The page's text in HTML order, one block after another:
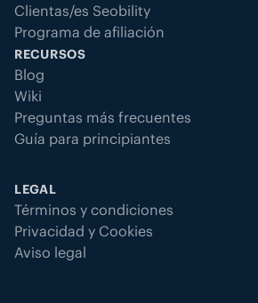
Clientas/es Seobility
Programa de afiliación
RECURSOS
Blog
Wiki
Preguntas más frecuentes
Guía para principiantes
LEGAL
Términos y condiciones
Privacidad y Cookies
Aviso legal